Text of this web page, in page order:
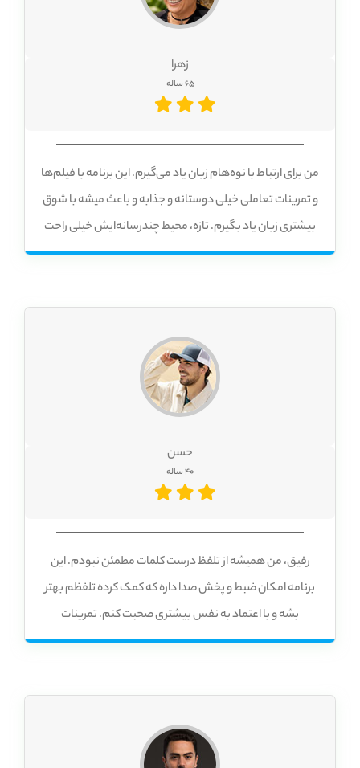
زهرا
من برای ارتباط با نوه‌هام زبان یاد می‌گیرم. این برنامه با فیلم‌ها
و تمرینات تعاملی خیلی دوستانه و جذابه و باعث میشه با شوق
بیشتری زبان یاد بگیرم. تازه، محیط چندرسانه‌ایش خیلی راحت
و خوشاینده و اصلاً حس سنگینی نمی‌کنم.
حسن
رفیق، من همیشه از تلفظ درست کلمات مطمئن نبودم. این
برنامه امکان ضبط و پخش صدا داره که کمک کرده تلفظم بهتر
بشه و با اعتماد به نفس بیشتری صحبت کنم. تمرینات
تعاملیش هم باعث میشه مکالمه‌ها واقعی‌تر به نظر بیاد.